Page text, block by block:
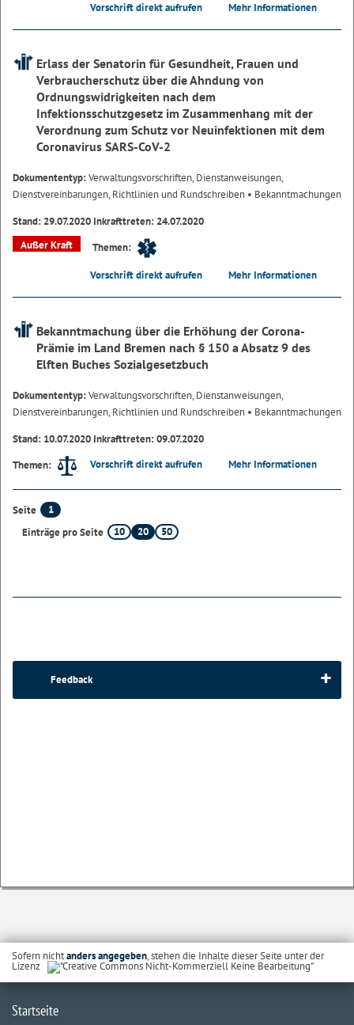
Vorschrift direkt aufrufen Mehr Informationen
Erlass der Senatorin für Gesundheit, Frauen und
Verbraucherschutz über die Ahndung von
Ordnungswidrigkeiten nach dem
Infektionsschutzgesetz im Zusammenhang mit der
Verordnung zum Schutz vor Neuinfektionen mit dem
Coronavirus SARS-CoV-2
Dokumententyp:Verwaltungsvorschriften, Dienstanweisungen,
Dienstvereinbarungen, Richtlinien und Rundschreiben • Bekanntmachungen
Stand: 29.07.2020 Inkrafttreten: 24.07.2020
Außer Kraft
Themen:
Vorschrift direkt aufrufen Mehr Informationen
Bekanntmachung über die Erhöhung der Corona-
Prämie im Land Bremen nach § 150 a Absatz 9 des
Elften Buches Sozialgesetzbuch
Dokumententyp:Verwaltungsvorschriften, Dienstanweisungen,
Dienstvereinbarungen, Richtlinien und Rundschreiben • Bekanntmachungen
Stand: 10.07.2020 Inkrafttreten: 09.07.2020
Themen:
Vorschrift direkt aufrufen Mehr Informationen
Seite
1
Einträge pro Seite
10 20 50
Feedback
Sofern nichtanders angegeben, stehen die Inhalte dieser Seite unter der
Lizenz
Startseite